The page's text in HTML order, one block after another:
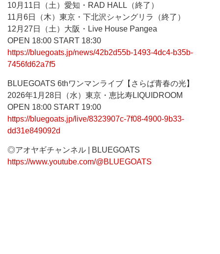
10月11日（土）愛知・RAD HALL（終了）
11月6日（木）東京・下北沢シャングリラ（終了）
12月27日（土）大阪・Live House Pangea
OPEN 18:00 START 18:30
https://bluegoats.jp/news/42b2d55b-1493-4dc4-b35b-
7456fd62a7f5
BLUEGOATS 6thワンマンライブ【さらば青春の光】
2026年1月28日（水）東京・恵比寿LIQUIDROOM
OPEN 18:00 START 19:00
https://bluegoats.jp/live/8323907c-7f08-4900-9b33-
dd31e849092d
◎アオヤギチャンネル | BLUEGOATS
https://www.youtube.com/@BLUEGOATS